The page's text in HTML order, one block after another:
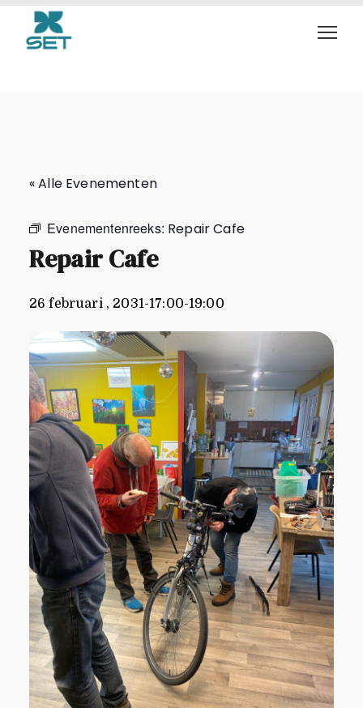
Repair Cafe
« Alle Evenementen
Evenementenreeks: Repair Cafe
Repair Cafe
26 februari , 2031-17:00-19:00